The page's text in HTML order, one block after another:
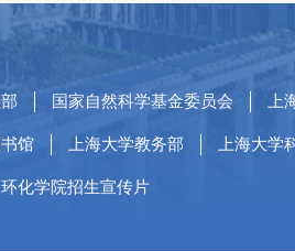
国家自然科学基金委员会 上
书馆 上海大学教务部 上海大学
环化学院招生宣传片